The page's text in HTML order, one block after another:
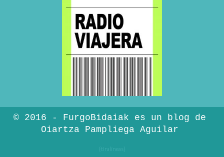
© 2016 - FurgoBidaiak es un blog de
Oiartza Pampliega Aguilar
{tiralíneas}